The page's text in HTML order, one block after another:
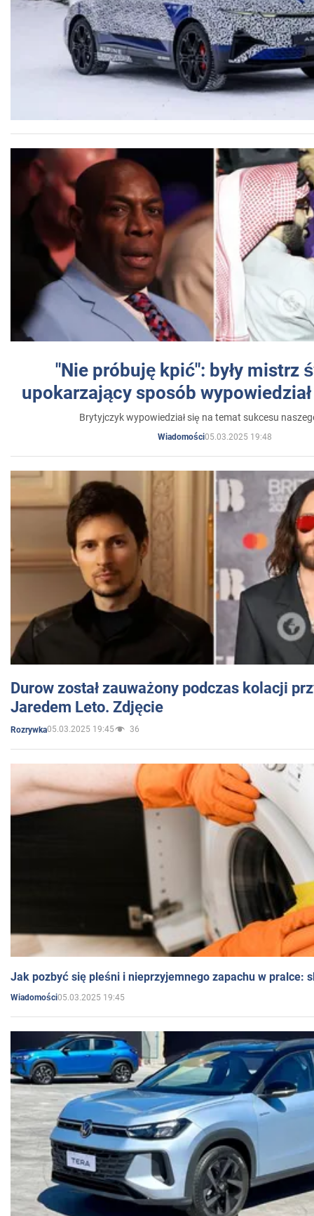
"Nie próbuję kpić": były mistrz
upokarzający sposób
Brytyjczyk wypowiedział się na temat sukcesu
Wiadomości05.03.2025 19:48
Durow został zauważony podczas kolacji
Jaredem Leto. Zdjęcie
Rozrywka05.03.2025 19:45 36
Jak pozbyć się pleśni i nieprzyjemnego zapachu w pralce:
Wiadomości05.03.2025 19:45